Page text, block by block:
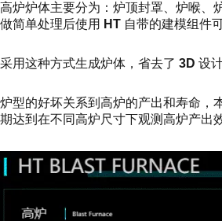
高炉炉体主要分为：炉顶封罩、炉喉、
做简单处理后使用 HT 自带的建模组件
采用这种方式生成炉体，省去了 3D 设
炉型的好坏关系到高炉的产出和寿命，
期达到在不同高炉尺寸下观测高炉产出